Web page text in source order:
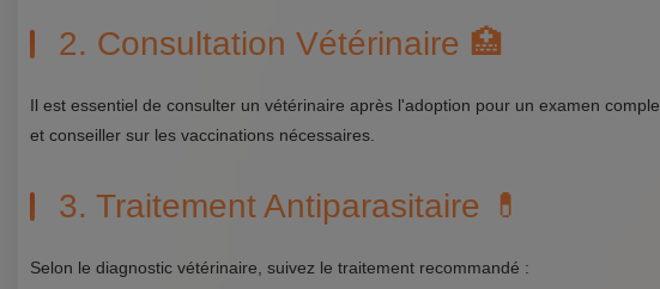
2. Consultation Vétérinaire 🏥
Il est essentiel de consulter un vétérinaire après l'adoption pour un examen
et conseiller sur les vaccinations nécessaires.
3. Traitement Antiparasitaire 💊
Selon le diagnostic vétérinaire, suivez le traitement recommandé :